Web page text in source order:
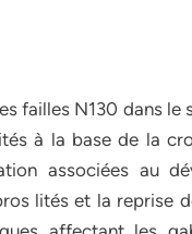
failles N130 dans le
à la base de la
associées au
lités et la reprise